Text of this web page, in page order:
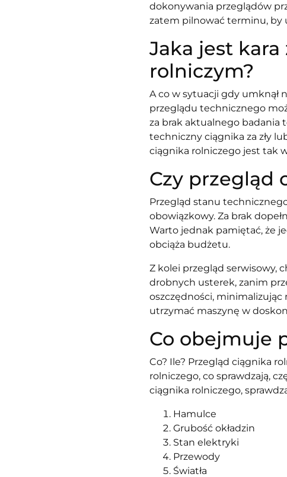
dokonywania przeglądów
zatem pilnować terminu, by
Jaka jest
rolniczym?
A co w sytuacji gdy umknął
przeglądu technicznego
za brak aktualnego badania
techniczny ciągnika za zły
ciągnika rolniczego jest tak
Czy przegląd
Przegląd stanu
obowiązkowy. Za brak
Warto jednak pamiętać, że
obciąża budżetu.
Z kolei przegląd serwisowy,
drobnych usterek, zanim
oszczędności,
utrzymać maszynę w
Co obejmuje
Co? Ile? Przegląd ciągnika
rolniczego, co sprawdzają,
ciągnika rolniczego,
Hamulce
Grubość okładzin
Stan elektryki
Przewody
Światła